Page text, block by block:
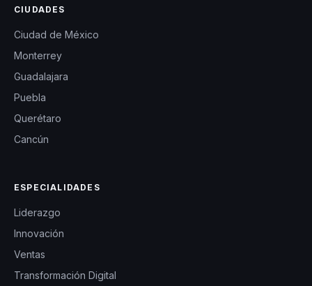
CIUDADES
Ciudad de México
Monterrey
Guadalajara
Puebla
Querétaro
Cancún
ESPECIALIDADES
Liderazgo
Innovación
Ventas
Transformación Digital